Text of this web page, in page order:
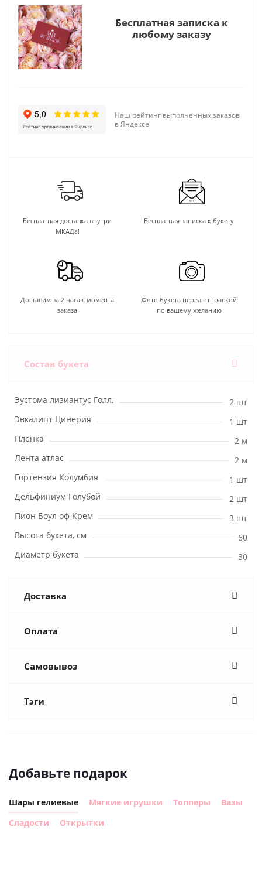
Бесплатная записка к
любому заказу
Наш рейтинг выполненных заказов
в Яндексе
Бесплатная доставка внутри
МКАДа!
Бесплатная записка к букету
Доставим за 2 часа с момента
заказа
Фото букета перед отправкой
по вашему желанию
Состав букета
Эустома лизиантус Голл.
2 шт
Эвкалипт Цинерия
1 шт
Пленка
2 м
Лента атлас
2 м
Гортензия Колумбия
1 шт
Дельфиниум Голубой
2 шт
Пион Боул оф Крем
3 шт
Высота букета, см
60
Диаметр букета
30
Доставка
Оплата
Самовывоз
Тэги
Добавьте подарок
Шары гелиевые Мягкие игрушки Топперы
Вазы
Сладости
Открытки